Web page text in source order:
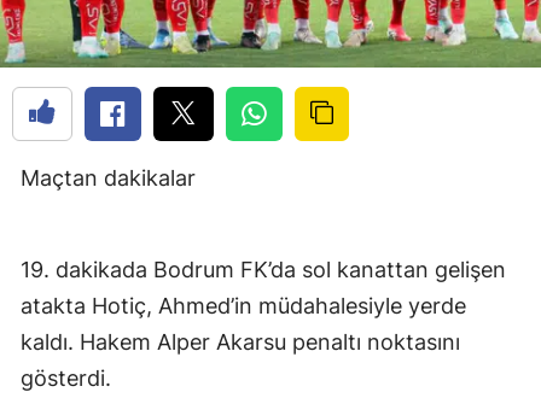
Maçtan dakikalar
19. dakikada Bodrum FK’da sol kanattan gelişen
atakta Hotiç, Ahmed’in müdahalesiyle yerde
kaldı. Hakem Alper Akarsu penaltı noktasını
gösterdi.